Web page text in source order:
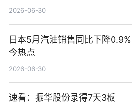
2026-06-30
日本5月汽油销售同比下降0.9%|
今热点
2026-06-30
速看：振华股份录得7天3板